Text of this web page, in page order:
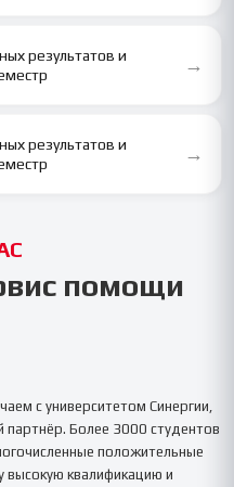
результатов и
→
результатов и
→
помощи
с университетом Синергии
Более 3000 студентов
положительные
квалификацию и